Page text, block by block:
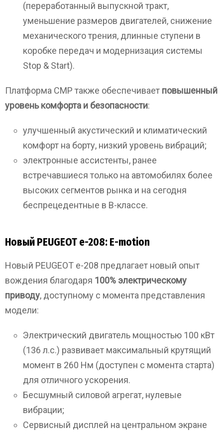
(переработанный выпускной тракт,
уменьшение размеров двигателей, снижение
механического трения, длинные ступени в
коробке передач и модернизация системы
Stop & Start).
Платформа CMP также обеспечивает повышенный
уровень комфорта и безопасности:
улучшенный акустический и климатический
комфорт на борту, низкий уровень вибраций;
электронные ассистенты, ранее
встречавшиеся только на автомобилях более
высоких сегментов рынка и на сегодня
беспрецедентные в В-классе.
Новый PEUGEOT e-208: Е-motion
Новый PEUGEOT e-208 предлагает новый опыт
вождения благодаря 100% электрическому
приводу, доступному с момента представления
модели:
Электрический двигатель мощностью 100 кВт
(136 л.с.) развивает максимальный крутящий
момент в 260 Нм (доступен с момента старта)
для отличного ускорения.
Бесшумный силовой агрегат, нулевые
вибрации;
Сервисный дисплей на центральном экране